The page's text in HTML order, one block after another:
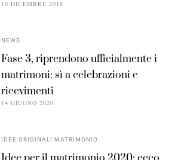
10 DICEMBRE 2018
NEWS
Fase 3, riprendono ufficialmente i
matrimoni: sì a celebrazioni e
ricevimenti
14 GIUGNO 2020
IDEE ORIGINALI MATRIMONIO